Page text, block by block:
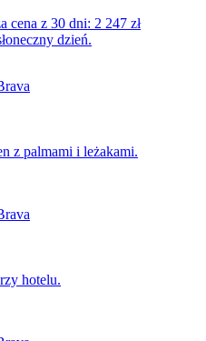
cena z 30 dni: 2 247 zł